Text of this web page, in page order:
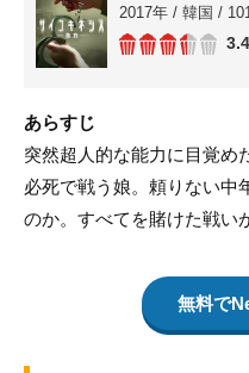
2017年 / 韓国 /
3.4
あらすじ
突然超人的な能力に目覚め
必死で戦う娘。頼りない中
のか。すべてを賭けた戦い
無料で